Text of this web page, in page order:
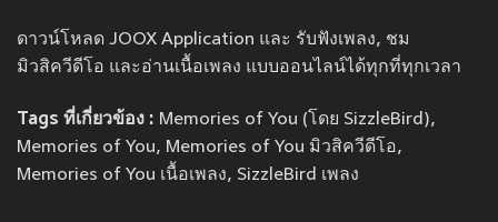
ดาวน์โหลด JOOX Application และ รับฟังเพลง, ชม
มิวสิควีดีโอ และอ่านเนื้อเพลง แบบออนไลน์ได้ทุกที่ทุกเวลา
Tags ที่เกี่ยวข้อง : Memories of You (โดย SizzleBird),
Memories of You, Memories of You มิวสิควีดีโอ,
Memories of You เนื้อเพลง, SizzleBird เพลง